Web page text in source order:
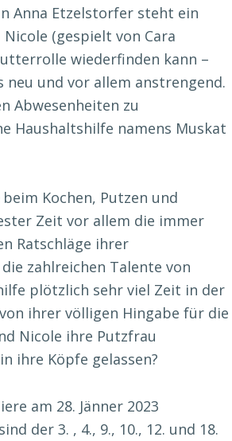
Anna Etzelstorfer steht ein
(gespielt von Cara
wiederfinden kann –
und vor allem anstrengend.
Abwesenheiten zu
Haushaltshilfe namens Muskat
Kochen, Putzen und
Zeit vor allem die immer
Ratschläge ihrer
zahlreichen Talente von
plötzlich sehr viel Zeit in der
ihrer völligen Hingabe für die
Nicole ihre Putzfrau
ihre Köpfe gelassen?
am 28. Jänner 2023
der 3. , 4., 9., 10., 12. und 18.